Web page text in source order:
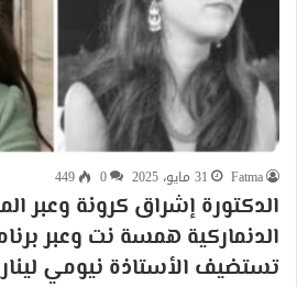
Fatma 31 مايو، 2025 0
449
الدكتورة إشراق كرونة وعبر
الدنماركية همسة نت وعبر
تستضيف الأستاذة نيومي